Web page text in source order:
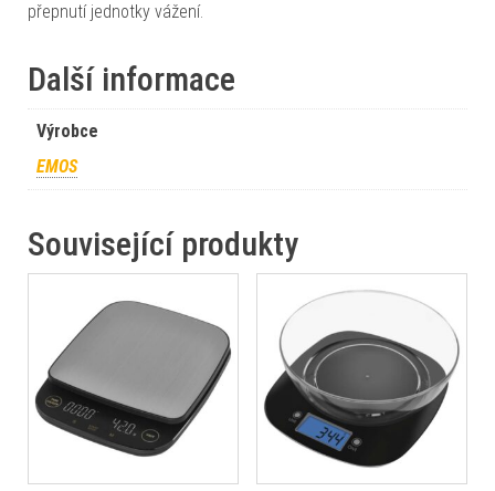
přepnutí jednotky vážení.
Další informace
Výrobce
EMOS
Související produkty